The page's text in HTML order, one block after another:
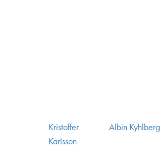
Post
navigation
Kristoffer
Karlsson
Albin Kyhlberg